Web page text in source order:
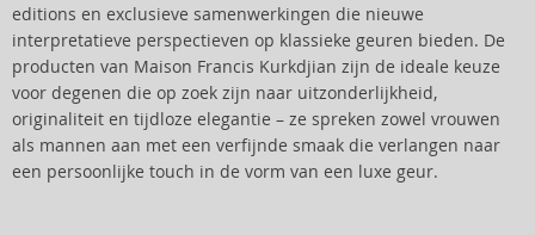
editions en exclusieve samenwerkingen die nieuwe
interpretatieve perspectieven op klassieke geuren bieden. De
producten van Maison Francis Kurkdjian zijn de ideale keuze
voor degenen die op zoek zijn naar uitzonderlijkheid,
originaliteit en tijdloze elegantie – ze spreken zowel vrouwen
als mannen aan met een verfijnde smaak die verlangen naar
een persoonlijke touch in de vorm van een luxe geur.